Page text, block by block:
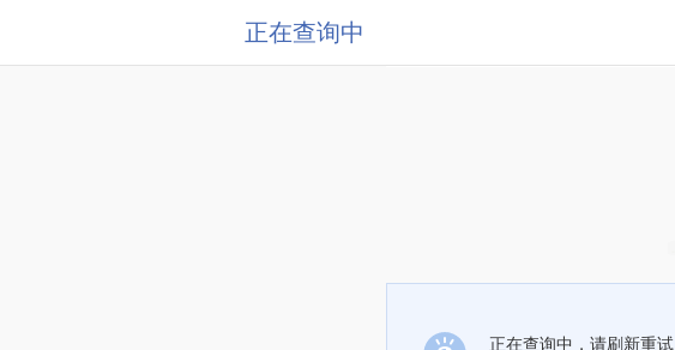
正在查询中
正在查询中，请刷新重试